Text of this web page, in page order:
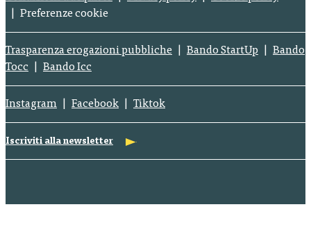
Preferenze cookie
Trasparenza erogazioni pubbliche Bando StartUp
Bando
Tocc
Bando Icc
Instagram Facebook Tiktok
Iscriviti alla newsletter